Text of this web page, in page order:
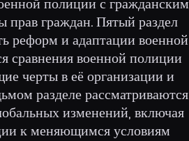
прав граждан. Пятый раздел
реформ и адаптации военной
сравнения военной полиции
черты в её организации и
разделе рассматриваются
изменений, включая
к меняющимся условиям